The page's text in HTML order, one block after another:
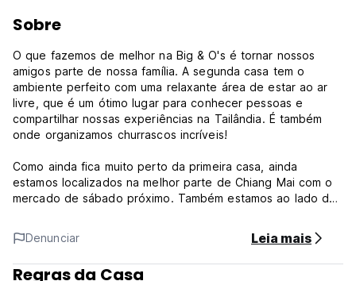
Sobre
O que fazemos de melhor na Big & O's é tornar nossos
amigos parte de nossa família. A segunda casa tem o
ambiente perfeito com uma relaxante área de estar ao ar
livre, que é um ótimo lugar para conhecer pessoas e
compartilhar nossas experiências na Tailândia. É também
onde organizamos churrascos incríveis!
Como ainda fica muito perto da primeira casa, ainda
estamos localizados na melhor parte de Chiang Mai com o
mercado de sábado próximo. Também estamos ao lado do
de rua que você já comeu em Chiang Mai!
Os dormitórios são totalmente equipados com ventilador e
mosquiteiros individuais. Não só isso, tudo é novo e
Denunciar Leia mais
Regras da Casa